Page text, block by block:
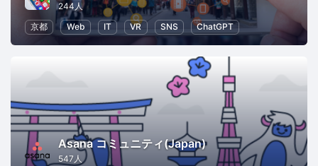
244人
京都
Web IT VR SNS ChatGPT
Asana コミュニティ(Japan)
547人